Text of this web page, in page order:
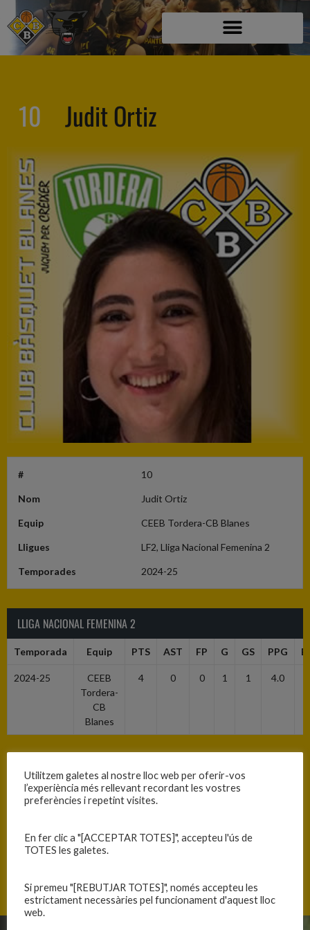
10 Judit Ortiz
# 10
Nom Judit Ortiz
Equip CEEB Tordera-CB Blanes
Lligues LF2, Lliga Nacional Femenina 2
Temporades 2024-25
LLIGA NACIONAL FEMENINA 2
Temporada Equip PTS AST FP G GS PPG
2024-25
CEEB
Tordera-
CB
Blanes
4 0 0 1 1 4.0
LF2
Temporada Equip PTS
Tordera-
CB
Utilitzem galetes al nostre lloc web per oferir-vos
l’experiència més rellevant recordant les vostres
preferències i repetint visites.
En fer clic a "[ACCEPTAR TOTES]", accepteu l'ús de
TOTES les galetes.
Si premeu "[REBUTJAR TOTES]", només accepteu les
estrictament necessàries pel funcionament d'aquest lloc
web.